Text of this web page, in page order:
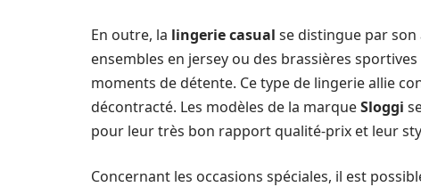
En outre, la lingerie casual se distingue par
ensembles en jersey ou des brassières
moments de détente. Ce type de lingerie allie
décontracté. Les modèles de la marqueSloggi
pour leur très bon rapport qualité-prix et leur
Concernant les occasions spéciales, il est